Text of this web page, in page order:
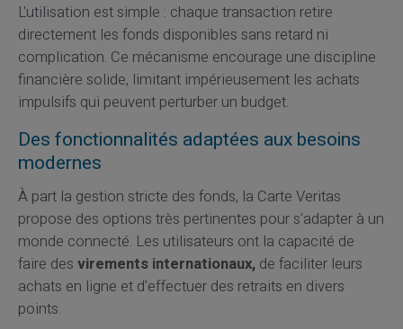
L'utilisation est simple : chaque transaction retire
directement les fonds disponibles sans retard ni
complication. Ce mécanisme encourage une discipline
financière solide, limitant impérieusement les achats
impulsifs qui peuvent perturber un budget.
Des fonctionnalités adaptées aux besoins
modernes
À part la gestion stricte des fonds, la Carte Veritas
propose des options très pertinentes pour s'adapter à un
monde connecté. Les utilisateurs ont la capacité de
faire des virements internationaux,de faciliter leurs
achats en ligne et d'effectuer des retraits en divers
points.